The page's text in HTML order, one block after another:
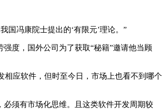
国冯康院士提出的‘有限元’理论。”
度，国外公司为了获取“秘籍”邀请他当顾
应软件，但时至今日，市场上也看不到哪个
须有市场化思维。且这类软件开发周期较